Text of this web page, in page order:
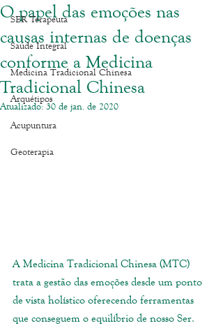
SER Terapeuta
Saúde Integral
Medicina Tradicional Chinesa
Arquétipos
Acupuntura
Geoterapia
O papel das emoções nas
causas internas de doenças
conforme a Medicina
Tradicional Chinesa
Atualizado: 30 de jan. de 2020
A Medicina Tradicional Chinesa (MTC)
trata a gestão das emoções desde um ponto
de vista holístico oferecendo ferramentas
que conseguem o equilíbrio de nosso Ser.